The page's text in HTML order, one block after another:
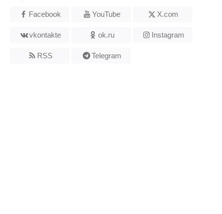
Facebook YouTube X.com
vkontakte ok.ru Instagram
RSS Telegram